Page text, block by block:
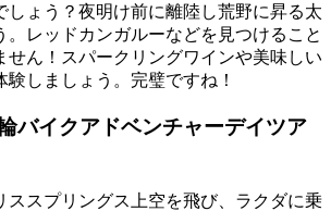
しょう？夜明け前に離陸し荒野に昇る太
。レッドカンガルーなどを見つけること
せん！スパークリングワインや美味しい
しましょう。完璧ですね！
バイクアドベンチャーデイツア
ススプリングス上空を飛び、ラクダに乗